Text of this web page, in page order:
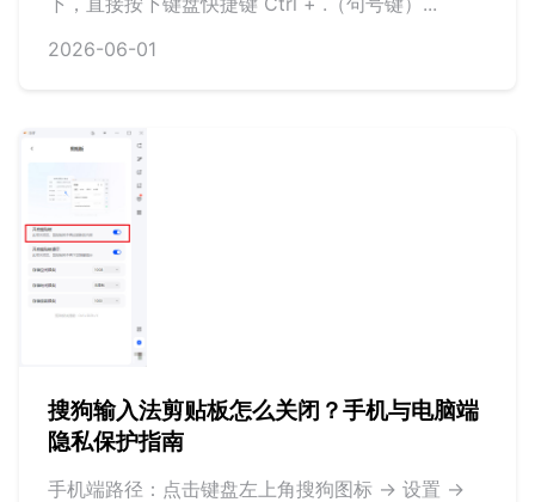
2026-06-01
搜狗输入法剪贴板怎么关闭？手机与电脑端
隐私保护指南
手机端路径：点击键盘左上角搜狗图标 -> 设置 ->